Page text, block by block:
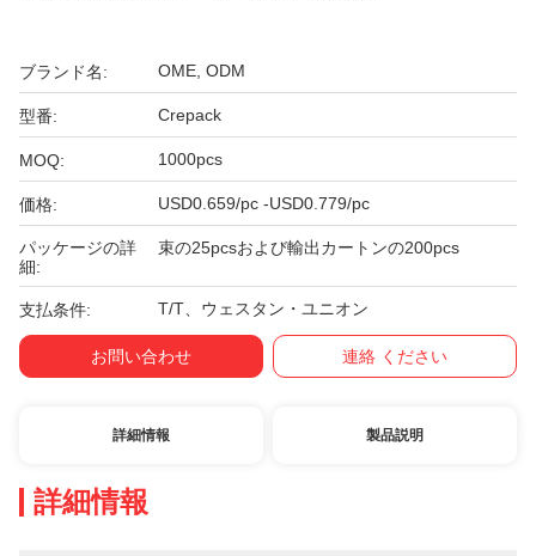
ブランド名: OME, ODM
型番: Crepack
MOQ: 1000pcs
価格: USD0.659/pc -USD0.779/pc
パッケージの詳
細:
束の25pcsおよび輸出カートンの200pcs
支払条件: T/T、ウェスタン・ユニオン
お問い合わせ 連絡 ください
詳細情報 製品説明
詳細情報